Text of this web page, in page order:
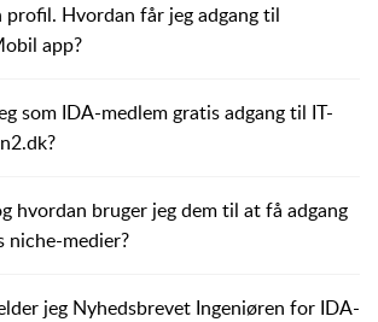
profil. Hvordan får jeg adgang til
app?
som IDA-medlem gratis adgang til IT-
hvordan bruger jeg dem til at få adgang
niche-medier?
jeg Nyhedsbrevet Ingeniøren for IDA-